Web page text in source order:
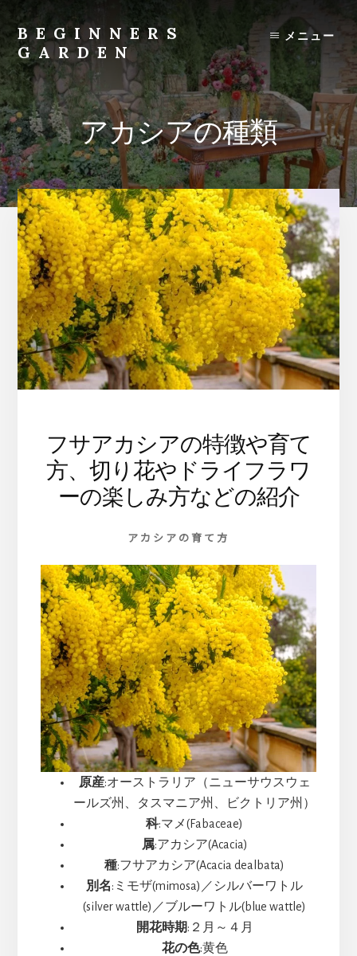
content
BEGINNERS
GARDEN
植
物
の
種
類
や
育
て
方
の
紹
介
を
行
い
ま
す
メニュー
アカシアの種類
フサアカシアの特徴や育て
方、切り花やドライフラワ
ーの楽しみ方などの紹介
アカシアの育て方
原産:オーストラリア（ニューサウスウェ
ールズ州、タスマニア州、ビクトリア州）
科:マメ(Fabaceae)
属:アカシア(Acacia)
種:フサアカシア(Acacia dealbata)
別名:ミモザ(mimosa)／シルバーワトル
(silver wattle)／ブルーワトル(blue wattle)
開花時期:２月～４月
花の色:黄色